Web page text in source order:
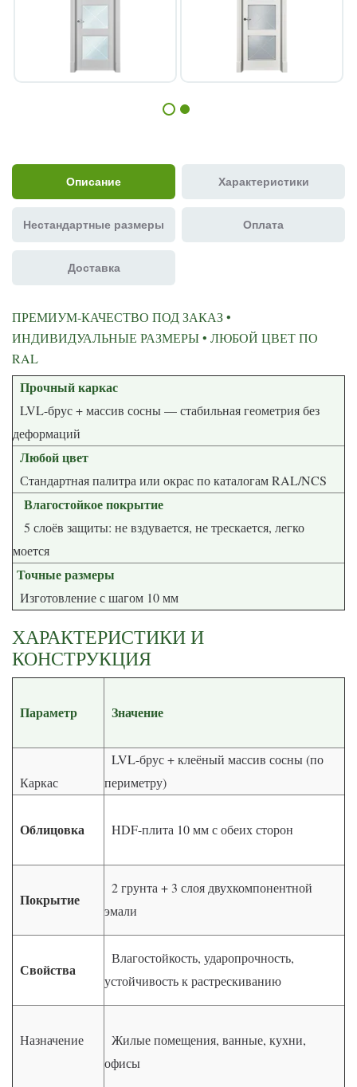
Описание Характеристики
Нестандартные размеры Оплата
Доставка
ПРЕМИУМ-КАЧЕСТВО ПОД ЗАКАЗ •
ИНДИВИДУАЛЬНЫЕ РАЗМЕРЫ • ЛЮБОЙ ЦВЕТ ПО
RAL
Прочный каркас
LVL-брус + массив сосны — стабильная геометрия без
деформаций
Любой цвет
Стандартная палитра или окрас по каталогам RAL/NCS
Влагостойкое покрытие
5 слоёв защиты: не вздувается, не трескается, легко
моется
Точные размеры
Изготовление с шагом 10 мм
ХАРАКТЕРИСТИКИ И
КОНСТРУКЦИЯ
Параметр Значение
Каркас
LVL-брус + клеёный массив сосны (по
периметру)
Облицовка HDF-плита 10 мм с обеих сторон
Покрытие
2 грунта + 3 слоя двухкомпонентной
эмали
Свойства
Влагостойкость, ударопрочность,
устойчивость к растрескиванию
Назначение
Жилые помещения, ванные, кухни,
офисы